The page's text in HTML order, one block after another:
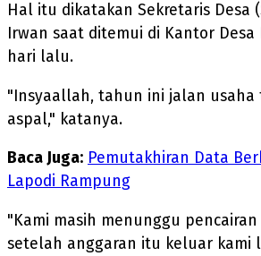
Hal itu dikatakan Sekretaris Desa
Irwan saat ditemui di Kantor
hari lalu.
"Insyaallah, tahun ini jalan usaha
aspal," katanya.
Baca Juga: Pemutakhiran Data
Lapodi Rampung
"Kami masih menunggu
setelah anggaran itu keluar kami